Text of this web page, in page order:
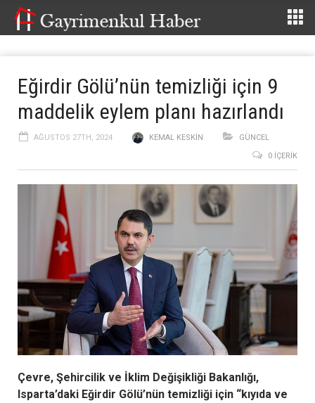
Eğirdir Gölü’nün temizliği için 9
maddelik eylem planı hazırlandı
AĞUSTOS 27TH, 2024 KEMAL KESKIN
GÜNCEL
0 İÇERIK
Çevre, Şehircilik ve İklim Değişikliği Bakanlığı,
Isparta’daki Eğirdir Gölü’nün temizliği için “kıyıda ve